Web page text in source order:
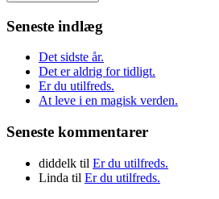
Seneste indlæg
Det sidste år.
Det er aldrig for tidligt.
Er du utilfreds.
At leve i en magisk verden.
Seneste kommentarer
diddelk til Er du utilfreds.
Linda til Er du utilfreds.